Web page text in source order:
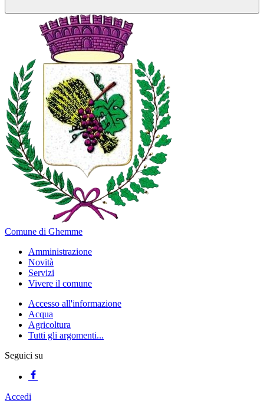
Comune di Ghemme
Amministrazione
Novità
Servizi
Vivere il comune
Accesso all'informazione
Acqua
Agricoltura
Tutti gli argomenti...
Seguici su
Accedi